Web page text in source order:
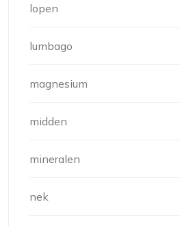
lopen
lumbago
magnesium
midden
mineralen
nek